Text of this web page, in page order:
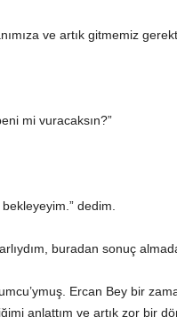
ve artık gitmemiz
mi vuracaksın?”
dedim.
buradan sonuç
Ercan Bey bir
anlattım ve artık zor bir